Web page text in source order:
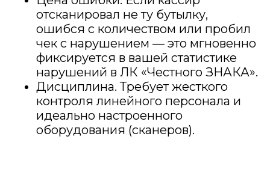
отсканировал не ту бутылку,
ошибся с количеством или пробил
чек с нарушением — это мгновенно
фиксируется в вашей статистике
нарушений в ЛК «Честного ЗНАКА».
Дисциплина. Требует жесткого
контроля линейного персонала и
идеально настроенного
оборудования (сканеров).